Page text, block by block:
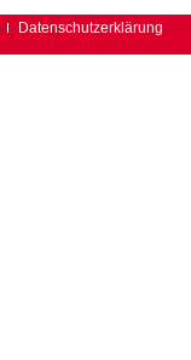
Datenschutzerklärung